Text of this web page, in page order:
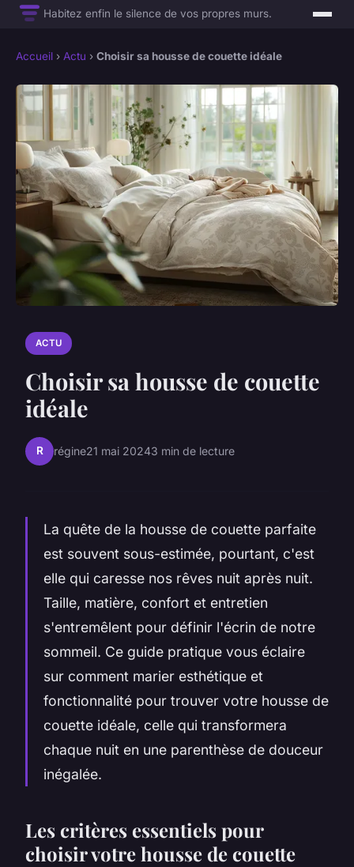
Habitez enfin le silence de vos propres murs.
Accueil › Actu › Choisir sa housse de couette idéale
ACTU
Choisir sa housse de couette
idéale
R régine21 mai 20243 min de lecture
La quête de la housse de couette parfaite
est souvent sous-estimée, pourtant, c'est
elle qui caresse nos rêves nuit après nuit.
Taille, matière, confort et entretien
s'entremêlent pour définir l'écrin de notre
sommeil. Ce guide pratique vous éclaire
sur comment marier esthétique et
fonctionnalité pour trouver votre housse de
couette idéale, celle qui transformera
chaque nuit en une parenthèse de douceur
inégalée.
Les critères essentiels pour
choisir votre housse de couette